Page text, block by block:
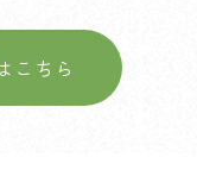
こちら